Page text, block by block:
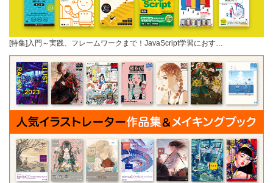
[特集]入門～実践、フレームワークまで！JavaScript学習におす…